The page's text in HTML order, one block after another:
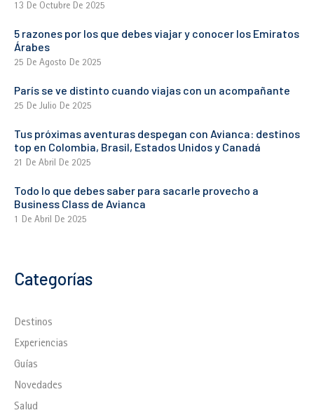
13 De Octubre De 2025
5 razones por los que debes viajar y conocer los Emiratos
Árabes
25 De Agosto De 2025
París se ve distinto cuando viajas con un acompañante
25 De Julio De 2025
Tus próximas aventuras despegan con Avianca: destinos
top en Colombia, Brasil, Estados Unidos y Canadá
21 De Abril De 2025
Todo lo que debes saber para sacarle provecho a
Business Class de Avianca
1 De Abril De 2025
Categorías
Destinos
Experiencias
Guías
Novedades
Salud